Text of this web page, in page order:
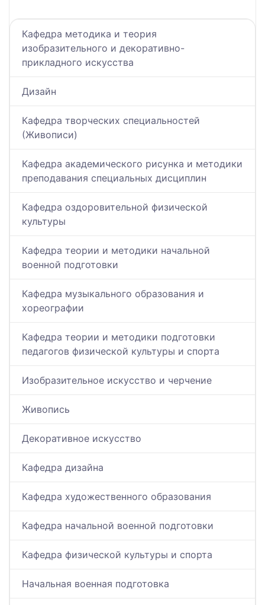
Кафедра методика и теория
изобразительного и декоративно-
прикладного искусства
Дизайн
Кафедра творческих специальностей
(Живописи)
Кафедра академического рисунка и методики
преподавания специальных дисциплин
Кафедра оздоровительной физической
культуры
Кафедра теории и методики начальной
военной подготовки
Кафедра музыкального образования и
хореографии
Кафедра теории и методики подготовки
педагогов физической культуры и спорта
Изобразительное искусство и черчение
Живопись
Декоративное искусство
Кафедра дизайна
Кафедра художественного образования
Кафедра начальной военной подготовки
Кафедра физической культуры и спорта
Начальная военная подготовка